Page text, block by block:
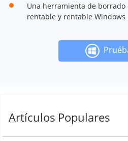
Una herramienta de
rentable y rentable Windows
Artículos Populares